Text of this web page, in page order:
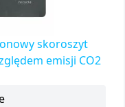
skoroszyt
emisji CO2